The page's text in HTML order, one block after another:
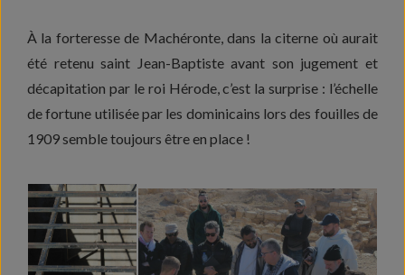
À la forteresse de Machéronte, dans la citerne où aurait
été retenu saint Jean-Baptiste avant son jugement et
décapitation par le roi Hérode, c’est la surprise : l’échelle
de fortune utilisée par les dominicains lors des fouilles de
1909 semble toujours être en place !